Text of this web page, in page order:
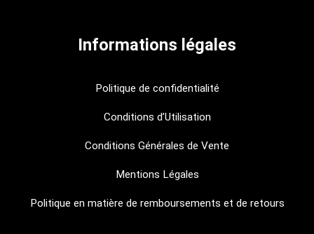
Informations légales
Politique de confidentialité
Conditions d’Utilisation
Conditions Générales de Vente
Mentions Légales
Politique en matière de remboursements et de retours